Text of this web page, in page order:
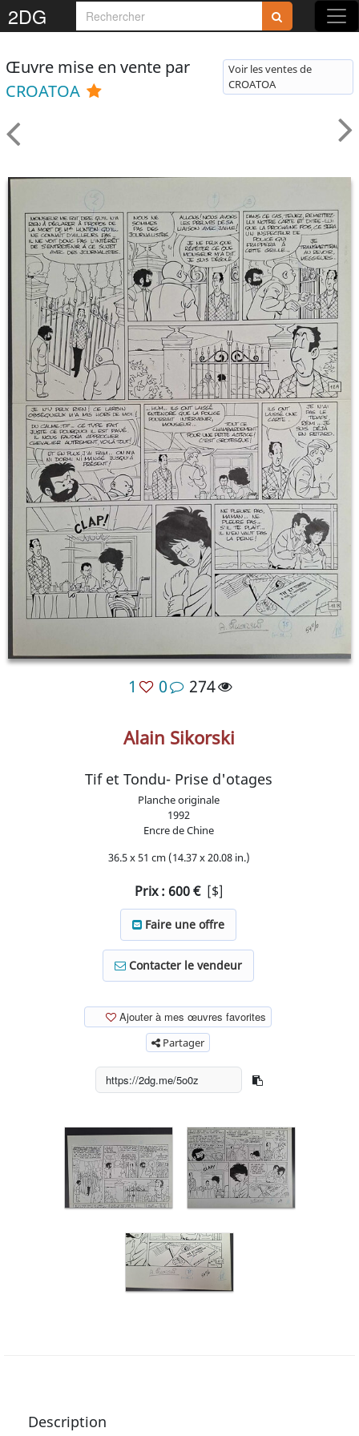
2DG
Œuvre mise en vente par
CROATOA
Voir les ventes de
CROATOA
1 0 274
Alain Sikorski
Tif et Tondu- Prise d'otages
Planche originale
1992
Encre de Chine
36.5 x 51 cm (14.37 x 20.08 in.)
Prix : 600 [$]
Faire une offre
Contacter le vendeur
Ajouter à mes œuvres favorites
Partager
Description